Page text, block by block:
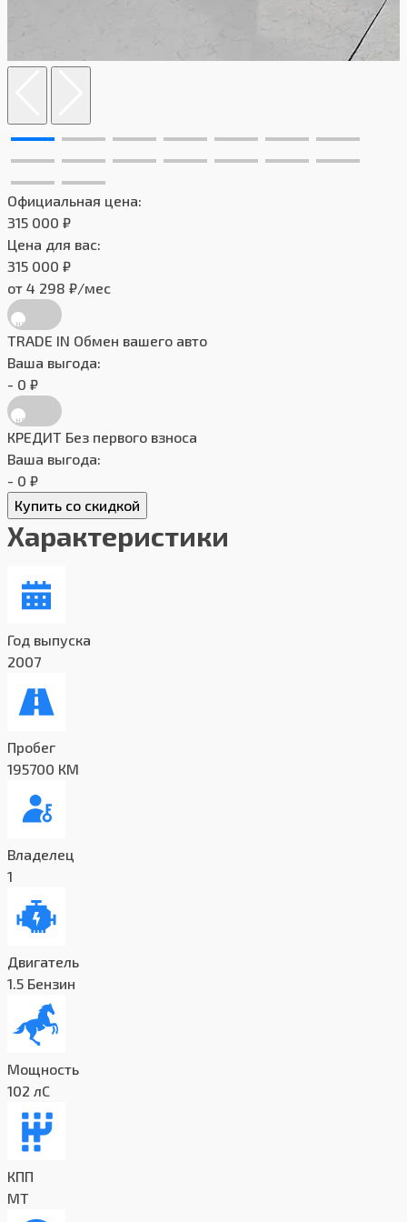
Официальная цена:
315 000 ₽
Цена для вас:
315 000 ₽
от 4 298 ₽/мес
TRADE IN Обмен вашего авто
Ваша выгода:
- 0 ₽
КРЕДИТ Без первого взноса
Ваша выгода:
- 0 ₽
Купить со скидкой
Характеристики
Год выпуска
2007
Пробег
195700 КМ
Владелец
1
Двигатель
1.5 Бензин
Мощность
102 лС
КПП
MT